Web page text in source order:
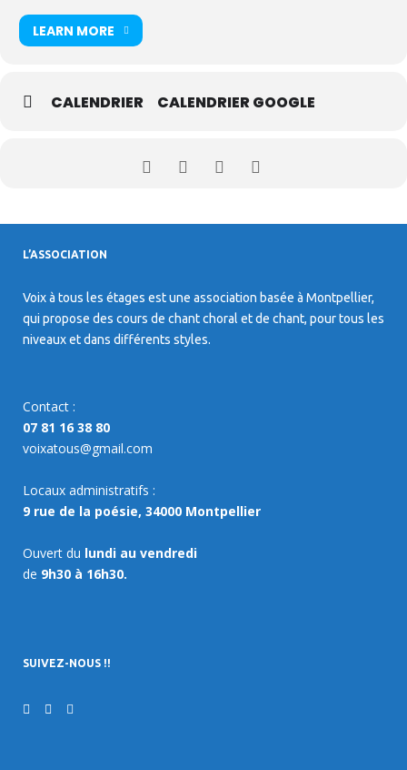
LEARN MORE
CALENDRIER CALENDRIER GOOGLE
L’ASSOCIATION
Voix à tous les étages est une association basée à Montpellier,
qui propose des cours de chant choral et de chant, pour tous les
niveaux et dans différents styles.
Contact :
07 81 16 38 80
voixatous@gmail.com
Locaux administratifs :
9 rue de la poésie, 34000 Montpellier
Ouvert du lundi au vendredi
de 9h30 à 16h30.
SUIVEZ-NOUS !!